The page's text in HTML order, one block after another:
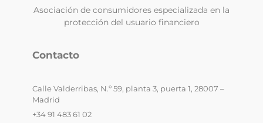
Asociación de consumidores especializada en la
protección del usuario financiero
Contacto
Calle Valderribas, N.º 59, planta 3, puerta 1, 28007 –
Madrid
+34 91 483 61 02